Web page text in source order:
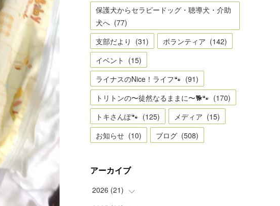
保護犬からセラピードッグ・聴導犬・介助
犬へ (77)
支部だより (31) ボランティア (142)
イベント (15)
ライナスのNice！ライフ🐾 (91)
トリトンの〜徒然なるままに〜🐕🐾 (170)
トキさんぽ🐾 (125) メディア (15)
お知らせ (10) ブログ (508)
アーカイブ
2026 (21)